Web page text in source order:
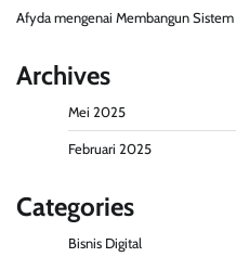
Afyda mengenai Membangun
Archives
Mei 2025
Februari 2025
Categories
Bisnis Digital